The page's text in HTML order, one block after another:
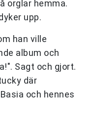
orglar hemma.
upp.
han ville
album och
Sagt och gjort.
där
och hennes